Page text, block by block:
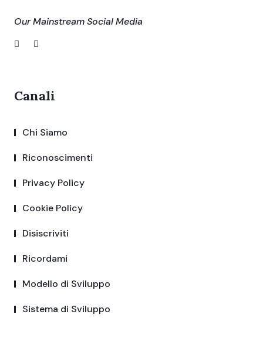
Our Mainstream Social Media
Canali
Chi Siamo
Riconoscimenti
Privacy Policy
Cookie Policy
Disiscriviti
Ricordami
Modello di Sviluppo
Sistema di Sviluppo